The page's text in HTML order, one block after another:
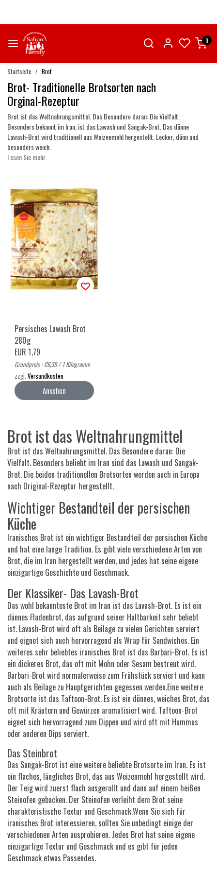
0
Startseite Brot
Brot- Traditionelle Brotsorten nach
Orginal-Rezeptur
Brot ist das Weltnahrungsmittel. Das Besondere daran: Die Vielfalt.
Besonders bekannt im Iran, ist das Lawash und Sangak-Brot. Das dünne
Lawash-Brot wird traditionell aus Weizenmehl hergestellt. Lecker, dünn und
besonders weich.
Lesen Sie mehr.
Persisches Lawash Brot
280g
EUR 1,79
Grundpreis : €6,39 / 1 Kilogramm
zzgl. Versandkosten
Ansehen
Brot ist das Weltnahrungmittel
Brot ist das Weltnahrungsmittel. Das Besondere daran: Die
Vielfalt. Besonders beliebt im Iran sind das Lawash und Sangak-
Brot. Die beiden traditionellen Brotsorten werden auch in Europa
nach Original-Rezeptur hergestellt.
Wichtiger Bestandteil der persischen
Küche
Iranisches Brot ist ein wichtiger Bestandteil der persischen Küche
und hat eine lange Tradition. Es gibt viele verschiedene Arten von
Brot, die im Iran hergestellt werden, und jedes hat seine eigene
einzigartige Geschichte und Geschmack.
Der Klassiker- Das Lavash-Brot
Das wohl bekannteste Brot im Iran ist das Lavash-Brot. Es ist ein
dünnes Fladenbrot, das aufgrund seiner Haltbarkeit sehr beliebt
ist. Lavash-Brot wird oft als Beilage zu vielen Gerichten serviert
und eignet sich auch hervorragend als Wrap für Sandwiches. Ein
weiteres sehr beliebtes iranisches Brot ist das Barbari-Brot. Es ist
ein dickeres Brot, das oft mit Mohn oder Sesam bestreut wird.
Barbari-Brot wird normalerweise zum Frühstück serviert und kann
auch als Beilage zu Hauptgerichten gegessen werden.Eine weitere
Brotsorte ist das Taftoon-Brot. Es ist ein dünnes, weiches Brot, das
oft mit Kräutern und Gewürzen aromatisiert wird. Taftoon-Brot
eignet sich hervorragend zum Dippen und wird oft mit Hummus
oder anderen Dips serviert.
Das Steinbrot
Das Sangak-Brot ist eine weitere beliebte Brotsorte im Iran. Es ist
ein flaches, längliches Brot, das aus Weizenmehl hergestellt wird.
Der Teig wird zuerst flach ausgerollt und dann auf einem heißen
Steinofen gebacken. Der Steinofen verleiht dem Brot seine
charakteristische Textur und Geschmack.Wenn Sie sich für
iranisches Brot interessieren, sollten Sie unbedingt einige der
verschiedenen Arten ausprobieren. Jedes Brot hat seine eigene
einzigartige Textur und Geschmack und es gibt für jeden
Geschmack etwas Passendes.